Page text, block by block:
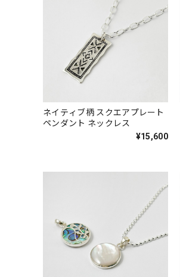
ネイティブ柄 スクエアプレート
ペンダント ネックレス
¥15,600